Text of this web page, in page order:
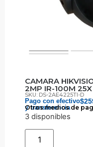
CAMARA
2MP IR-100M
SKU: DS-2AE4225TI-D
Pago con efectivo
y transferencia
$
Otros medios de
3 disponibles